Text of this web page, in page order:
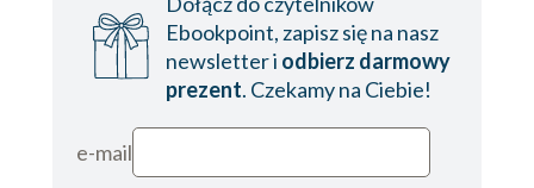
TRZYDZIEŚCI
TRZYDZIEŚCI JEDEN
TRZYDZIEŚCI DWA
TRZYDZIEŚCI TRZY
TRZYDZIEŚCI CZTERY
Ebookpoint, zapisz się na nasz
newsletter i odbierz darmowy
prezent. Czekamy na Ciebie!
e-mail